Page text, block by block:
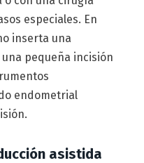
especiales. En
inserta una
pequeña incisión
endometrial
asistida